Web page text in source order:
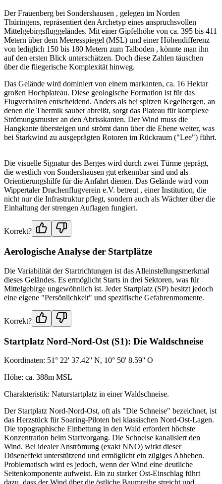
Der Frauenberg bei Sondershausen , gelegen im Norden
Thüringens, repräsentiert den Archetyp eines anspruchsvollen
Mittelgebirgsfluggeländes. Mit einer Gipfelhöhe von ca. 395 bis 411
Metern über dem Meeresspiegel (MSL) und einer Höhendifferenz
von lediglich 150 bis 180 Metern zum Talboden , könnte man ihn
auf den ersten Blick unterschätzen. Doch diese Zahlen täuschen
über die fliegerische Komplexität hinweg.
Das Gelände wird dominiert von einem markanten, ca. 16 Hektar
großen Hochplateau. Diese geologische Formation ist für das
Flugverhalten entscheidend. Anders als bei spitzen Kegelbergen, an
denen die Thermik sauber abreißt, sorgt das Plateau für komplexe
Strömungsmuster an den Abrisskanten. Der Wind muss die
Hangkante übersteigen und strömt dann über die Ebene weiter, was
bei Starkwind zu ausgeprägten Rotoren im Rückraum ("Lee") führt.
Die visuelle Signatur des Berges wird durch zwei Türme geprägt,
die westlich von Sondershausen gut erkennbar sind und als
Orientierungshilfe für die Anfahrt dienen. Das Gelände wird vom
Wippertaler Drachenflugverein e.V. betreut , einer Institution, die
nicht nur die Infrastruktur pflegt, sondern auch als Wächter über die
Einhaltung der strengen Auflagen fungiert.
Korrekt?
Aerologische Analyse der Startplätze
Die Variabilität der Startrichtungen ist das Alleinstellungsmerkmal
dieses Geländes. Es ermöglicht Starts in drei Sektoren, was für
Mittelgebirge ungewöhnlich ist. Jeder Startplatz (SP) besitzt jedoch
eine eigene "Persönlichkeit" und spezifische Gefahrenmomente.
Korrekt?
Startplatz Nord-Nord-Ost (S1): Die Waldschneise
Koordinaten: 51° 22' 37.42'' N, 10° 50' 8.59'' O
Höhe: ca. 388m MSL
Charakteristik: Naturstartplatz in einer Waldschneise.
Der Startplatz Nord-Nord-Ost, oft als "Die Schneise" bezeichnet, ist
das Herzstück für Soaring-Piloten bei klassischen Nord-Ost-Lagen.
Die topographische Einbettung in den Wald erfordert höchste
Konzentration beim Startvorgang. Die Schneise kanalisiert den
Wind. Bei idealer Anströmung (exakt NNO) wirkt dieser
Düseneffekt unterstützend und ermöglicht ein zügiges Abheben.
Problematisch wird es jedoch, wenn der Wind eine deutliche
Seitenkomponente aufweist. Ein zu starker Ost-Einschlag führt